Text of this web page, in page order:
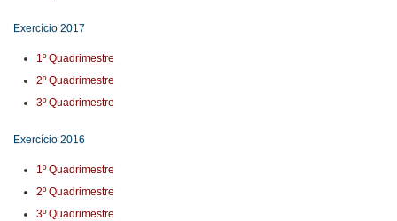
Exercício 2017
1º Quadrimestre
2º Quadrimestre
3º Quadrimestre
Exercício 2016
1º Quadrimestre
2º Quadrimestre
3º Quadrimestre